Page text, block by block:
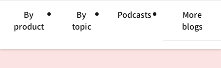
語
By
product
By
topic
Podcasts
More
blogs